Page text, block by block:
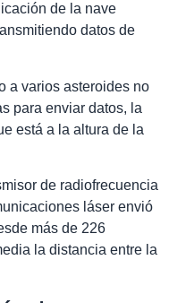
de la nave
datos de
a varios asteroides no
para enviar datos, la
está a la altura de la
de radiofrecuencia
láser envió
más de 226
la distancia entre la